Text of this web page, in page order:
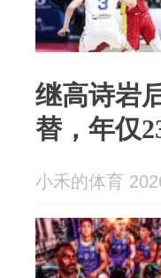
继高诗岩
替，年仅
小禾的体育